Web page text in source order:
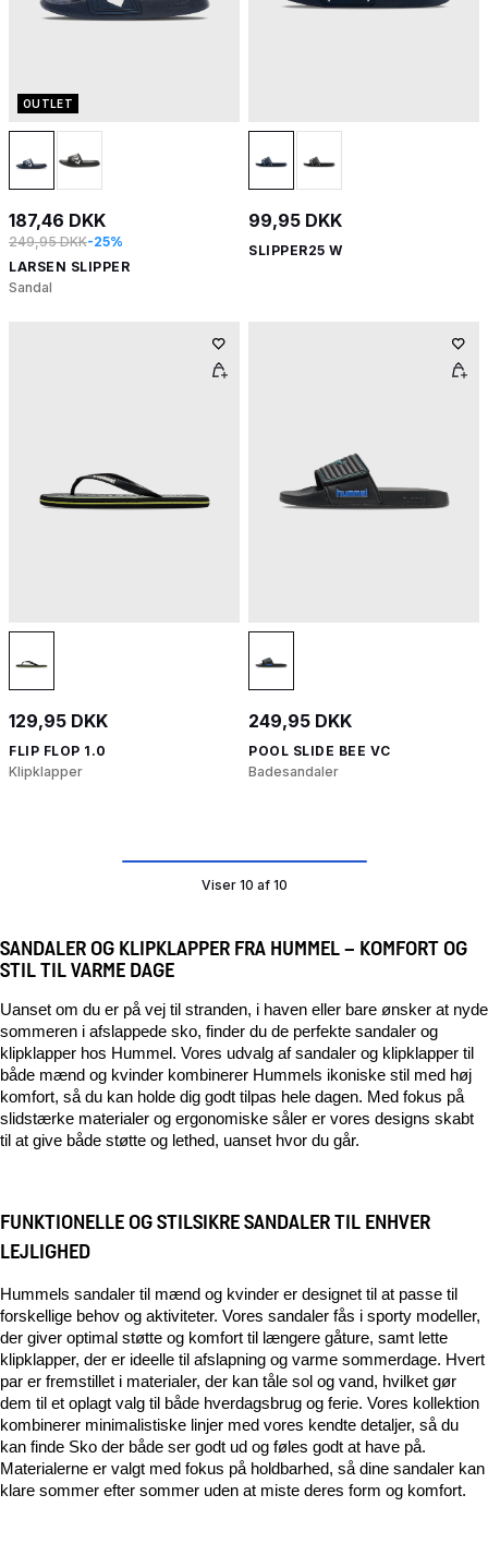
OUTLET
187,46 DKK
249,95 DKK-25%
LARSEN SLIPPER
Sandal
99,95 DKK
SLIPPER25 W
129,95 DKK
FLIP FLOP 1.0
Klipklapper
249,95 DKK
POOL SLIDE BEE VC
Badesandaler
Viser 10 af 10
SANDALER OG KLIPKLAPPER FRA HUMMEL – KOMFORT OG
STIL TIL VARME DAGE
Uanset om du er på vej til stranden, i haven eller bare ønsker at nyde
sommeren i afslappede sko, finder du de perfekte sandaler og
klipklapper hos Hummel. Vores udvalg af sandaler og klipklapper til
både mænd og kvinder kombinerer Hummels ikoniske stil med høj
komfort, så du kan holde dig godt tilpas hele dagen. Med fokus på
slidstærke materialer og ergonomiske såler er vores designs skabt
til at give både støtte og lethed, uanset hvor du går.
FUNKTIONELLE OG STILSIKRE SANDALER TIL ENHVER
LEJLIGHED
Hummels sandaler til mænd og kvinder er designet til at passe til
forskellige behov og aktiviteter. Vores sandaler fås i sporty modeller,
der giver optimal støtte og komfort til længere gåture, samt lette
klipklapper, der er ideelle til afslapning og varme sommerdage. Hvert
par er fremstillet i materialer, der kan tåle sol og vand, hvilket gør
dem til et oplagt valg til både hverdagsbrug og ferie. Vores kollektion
kombinerer minimalistiske linjer med vores kendte detaljer, så du
kan finde Sko der både ser godt ud og føles godt at have på.
Materialerne er valgt med fokus på holdbarhed, så dine sandaler kan
klare sommer efter sommer uden at miste deres form og komfort.